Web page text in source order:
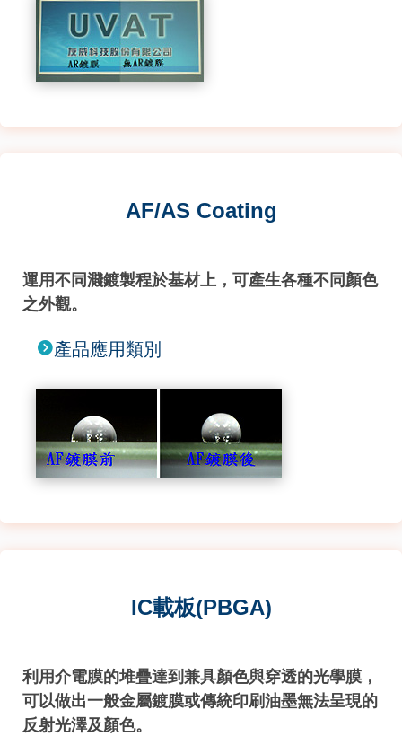
AF/AS Coating
運用不同濺鍍製程於基材上，可產生各種不同顏色
之外觀。
產品應用類別
IC載板(PBGA)
利用介電膜的堆疊達到兼具顏色與穿透的光學膜，
可以做出一般金屬鍍膜或傳統印刷油墨無法呈現的
反射光澤及顏色。